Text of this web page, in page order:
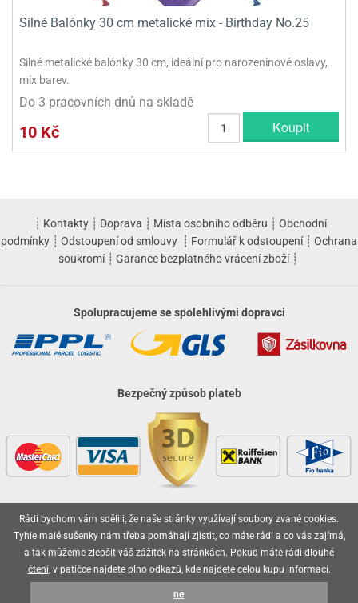
Silné Balónky 30 cm metalické mix - Birthday No.25
Silné metalické balónky 30 cm, ideální pro narozeninové oslavy,
mix barev.
Do 3 pracovních dnů na skladě
10 Kč Koupit
┊ Kontakty┊ Doprava ┊ Místa osobního odběru ┊ Obchodní
podmínky ┊ Odstoupení od smlouvy ┊ Formulář k odstoupení┊ Ochrana
soukromí┊ Garance bezplatného vrácení zboží┊
Spolupracujeme se spolehlivými dopravci
Bezpečný způsob plateb
Vaše objednávky jsou u nás v bezpečí
Rádi bychom vám sdělili, že naše stránky využívají soubory zvané cookies.
Tyhle malé sušenky nám třeba pomáhají zjistit, co máte rádi a co vás zajímá,
a tak můžeme zlepšit váš zážitek na stránkách. Pokud máte rádi dlouhé
čtení, v patičce najdete plno odkazů, kde najdete celou kupu informací.
ne